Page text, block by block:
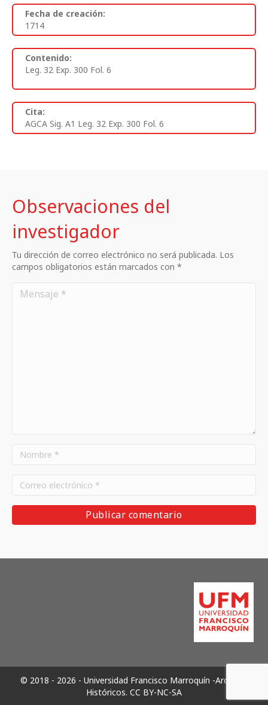
Fecha de creación:
1714
Contenido:
Leg. 32 Exp. 300 Fol. 6
Cita:
AGCA Sig. A1 Leg. 32 Exp. 300 Fol. 6
Observaciones del
investigador
Tu dirección de correo electrónico no será publicada. Los
campos obligatorios están marcados con *
© 2018 - 2026 - Universidad Francisco Marroquín -Archivos
Históricos. CC BY-NC-SA